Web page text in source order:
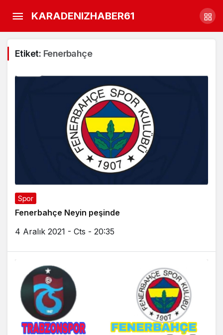
KARADENIZHABER61
Etiket: Fenerbahçe
Spor
Fenerbahçe Neyin peşinde
4 Aralık 2021 - Cts - 20:35